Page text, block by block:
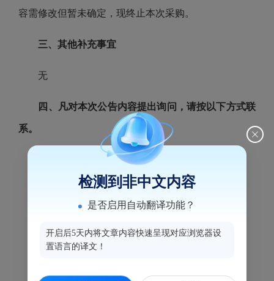
容需修改但暂未确定，现终止本次采购。
三、其他补充事宜
无
四、凡对本次公告内容提出询问，请按以下方式联
系。
名 称：福州市鼓楼区司法局
联系方式：陈自敢 0591-83280115
检测到非中文内容
是否启用自动翻译功能？
开启后5天内将文章内容快速呈现对应浏览器设
置语言的译文！